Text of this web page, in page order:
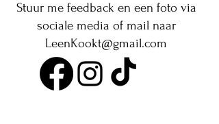
Stuur me feedback en een foto via
sociale media of mail naar
LeenKookt@gmail.com